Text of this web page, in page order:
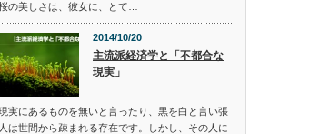
の美しさは、彼女に、とて…
2014/10/20
主流派経済学と「不都合な
現実」
実にあるものを無いと言ったり、黒を白と言い張
は世間から疎まれる存在です。しかし、その人に